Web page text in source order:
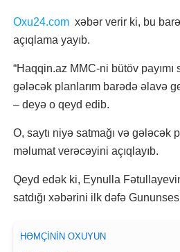
Oxu24.com xəbər verir ki, bu
açıqlama yayıb.
“Haqqin.az MMC-ni bütöv payımı
gələcək planlarım barədə əlavə
– deyə o qeyd edib.
O, saytı niyə satmağı və gələcək
məlumat verəcəyini açıqlayıb.
Qeyd edək ki, Eynulla Fətullayevin
satdığı xəbərini ilk dəfə
HƏMÇININ OXUYUN